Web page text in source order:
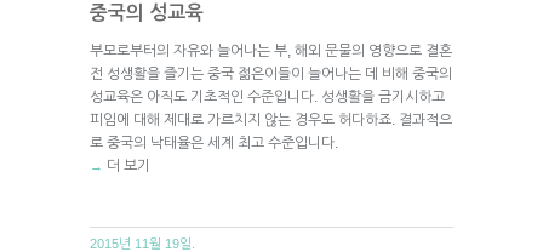
중국의 성교육
부모로부터의 자유와 늘어나는 부, 해외 문물의 영향으로 결혼
전 성생활을 즐기는 중국 젊은이들이 늘어나는 데 비해 중국의
성교육은 아직도 기초적인 수준입니다. 성생활을 금기시하고
피임에 대해 제대로 가르치지 않는 경우도 허다하죠. 결과적으
로 중국의 낙태율은 세계 최고 수준입니다.
→ 더 보기
2015년 11월 19일.